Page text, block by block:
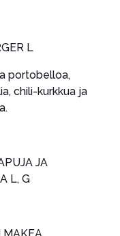
L
portobelloa,
chili-kurkkua ja
JA
L, G